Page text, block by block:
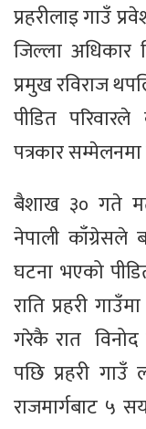
प्रहरीलाइ गाउँ
जिल्ला अधिकार
प्रमुख रविराज
पीडित
पत्रकार सम्मेलनमा
बैशाख ३० गते
नेपाली काँग्रेसले
घटना भएको
राति प्रहरी
गरेकै रात
पछि प्रहरी
राजमार्गबाट ५